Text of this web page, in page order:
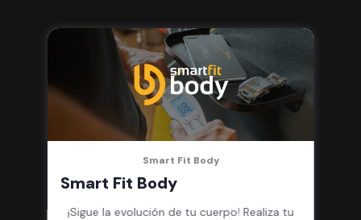
grupales
Smart Fit Body
Smart Fit Body
¡Sigue la evolución de tu cuerpo! Realiza tu